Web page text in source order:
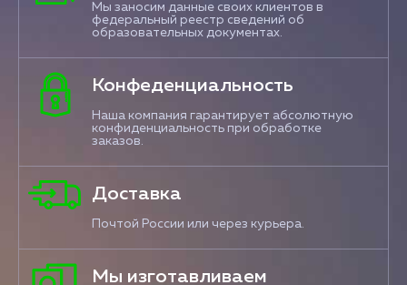
Мы заносим данные своих клиентов в
федеральный реестр сведений об
образовательных документах.
Конфеденциальность
Наша компания гарантирует абсолютную
конфиденциальность при обработке
заказов.
Доставка
Почтой России или через курьера.
Мы изготавливаем